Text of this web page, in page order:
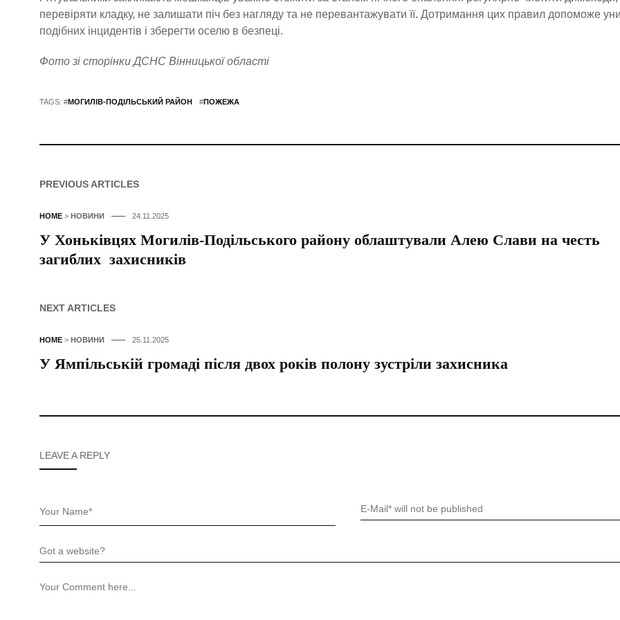
перевіряти кладку, не залишати піч без нагляду та не перевантажувати її. Дотримання цих правил допоможе
подібних інцидентів і зберегти оселю в безпеці.
Фото зі сторінки ДСНС Вінницької області
TAGS: #МОГИЛІВ-ПОДІЛЬСЬКИЙ РАЙОН #ПОЖЕЖА
PREVIOUS ARTICLES
HOME > НОВИНИ 24.11.2025
У Хоньківцях Могилів-Подільського району облаштували Алею Слави на честь
загиблих захисників
NEXT ARTICLES
HOME > НОВИНИ 25.11.2025
У Ямпільській громаді після двох років полону зустріли захисника
LEAVE A REPLY